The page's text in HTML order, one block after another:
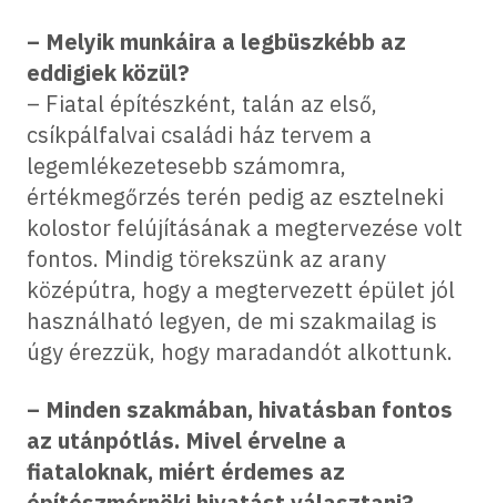
– Melyik munkáira a legbüszkébb az
eddigiek közül?
– Fiatal építészként, talán az első,
csíkpálfalvai családi ház tervem a
legemlékezetesebb számomra,
értékmegőrzés terén pedig az esztelneki
kolostor felújításának a megtervezése volt
fontos. Mindig törekszünk az arany
középútra, hogy a megtervezett épület jól
használható legyen, de mi szakmailag is
úgy érezzük, hogy maradandót alkottunk.
– Minden szakmában, hivatásban fontos
az utánpótlás. Mivel érvelne a
fiataloknak, miért érdemes az